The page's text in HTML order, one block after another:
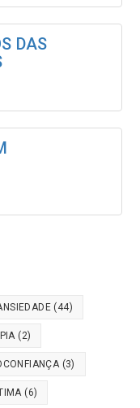
DAS
(44)
(2)
(3)
(6)